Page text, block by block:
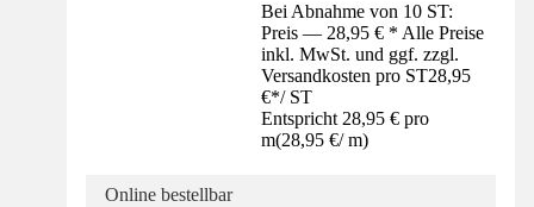
Bei Abnahme von 10 ST:
Preis — 28,95 € * Alle Preise
inkl. MwSt. und ggf. zzgl.
Versandkosten pro ST28,95
€*/ ST
Entspricht 28,95 € pro
m(28,95 €/ m)
Online bestellbar